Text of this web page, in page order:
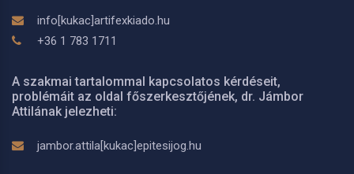
info[kukac]artifexkiado.hu
+36 1 783 1711
A szakmai tartalommal kapcsolatos kérdéseit,
problémáit az oldal főszerkesztőjének, dr. Jámbor
Attilának jelezheti:
jambor.attila[kukac]epitesijog.hu